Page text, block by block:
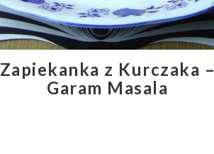
Zapiekanka z Kurczaka –
Garam Masala